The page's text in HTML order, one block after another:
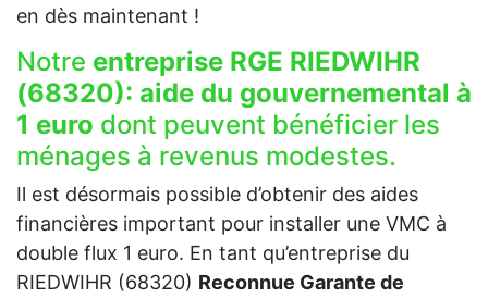
en dès maintenant !
Notre entreprise RGE RIEDWIHR
(68320): aide du gouvernemental à
1 euro dont peuvent bénéficier les
ménages à revenus modestes.
Il est désormais possible d’obtenir des aides
financières important pour installer une VMC à
double flux 1 euro. En tant qu’entreprise du
RIEDWIHR (68320) Reconnue Garante de